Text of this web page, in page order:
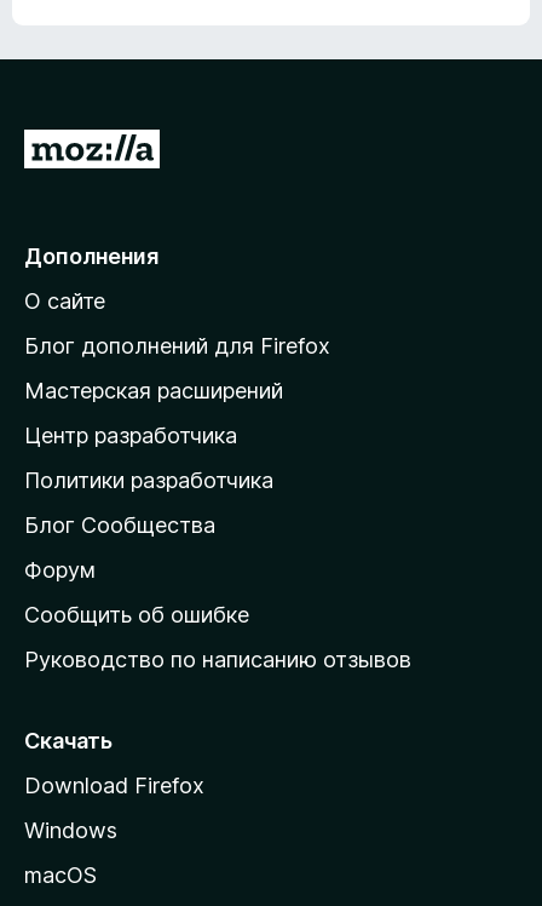
5
П
е
й
т
и
а
д
о
а
ш
н
ю
т
а
н
Дополнения
О сайте
Блог дополнений для Firefox
Мастерская расширений
Центр разработчика
Политики разработчика
Блог Сообщества
Форум
Сообщить об ошибке
Руководство по написанию отзывов
Скачать
Download Firefox
Windows
macOS